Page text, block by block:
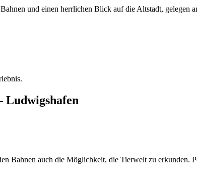
und einen herrlichen Blick auf die Altstadt, gelegen
Ludwigshafen
Bahnen auch die Möglichkeit, die Tierwelt zu erkunden.